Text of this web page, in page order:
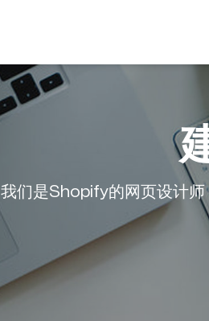
我们是Shopify的网页设计师